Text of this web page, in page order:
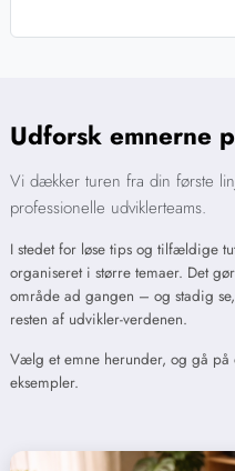
Udforsk emnerne
Vi dækker turen fra din første
professionelle udviklerteams.
I stedet for løse tips og tilfældige
organiseret i større temaer. Det
område ad gangen – og stadig
resten af udvikler-verdenen.
Vælg et emne herunder, og gå
eksempler.